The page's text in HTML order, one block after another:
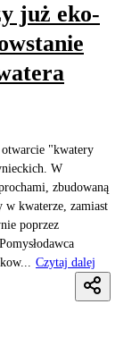
już eko-
otwarcie "kwatery
W
zbudowaną
w kwaterze, zamiast
poprzez
Czytaj dalej